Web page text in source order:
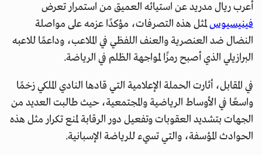
أعرب ريال مدريد عن استيائه العميق من استمرار تعرض
فينيسيوسلمثل هذه التصرفات، مؤكدًا عزمه على مواصلة
النضال ضد العنصرية والعنف اللفظي في الملاعب، وداعمًا للاعبه
البرازيلي الذي أصبح رمزًا لمواجهة الظلم في الرياضة.
في المقابل، أثارت الحملة الإعلامية التي قادها النادي الملكي زخمًا
واسعًا في الأوساط الرياضية والمجتمعية، حيث طالبت العديد من
الجهات بتشديد العقوبات وتفعيل دور الرقابة لمنع تكرار مثل هذه
الحوادث المؤسفة، والتي تسيء للرياضة الإسبانية.